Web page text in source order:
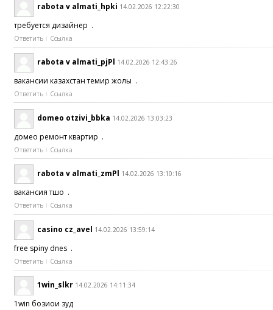
rabota v almati_hpki 14.02.2026 12:22:30
требуется дизайнер .
Ответить Ссылка
rabota v almati_pjPl 14.02.2026 12:43:26
вакансии казахстан темир жолы .
Ответить Ссылка
domeo otzivi_bbka 14.02.2026 13:03:23
домео ремонт квартир .
Ответить Ссылка
rabota v almati_zmPl 14.02.2026 13:10:16
вакансия тшо .
Ответить Ссылка
casino cz_avel 14.02.2026 13:59:14
free spiny dnes .
Ответить Ссылка
1win_slkr 14.02.2026 14:11:34
1win бозиҳои зуд